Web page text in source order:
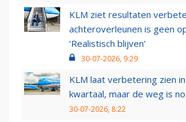
KLM ziet resultaten
achteroverleunen is geen
‘Realistisch blijven’
30-07-2026, 9:29
KLM laat verbetering zien
kwartaal, maar de weg is
30-07-2026, 8:22